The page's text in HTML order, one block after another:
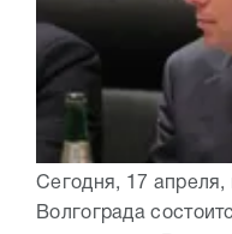
Сегодня, 17
Волгограда